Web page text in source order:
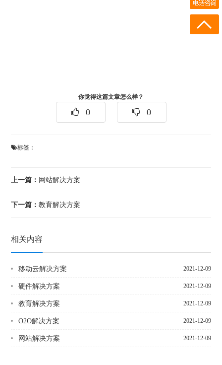
你觉得这篇文章怎么样？
0 0
标签：
上一篇： 网站解决方案
下一篇：教育解决方案
相关内容
移动云解决方案 2021-12-09
硬件解决方案 2021-12-09
教育解决方案 2021-12-09
O2O解决方案 2021-12-09
网站解决方案 2021-12-09